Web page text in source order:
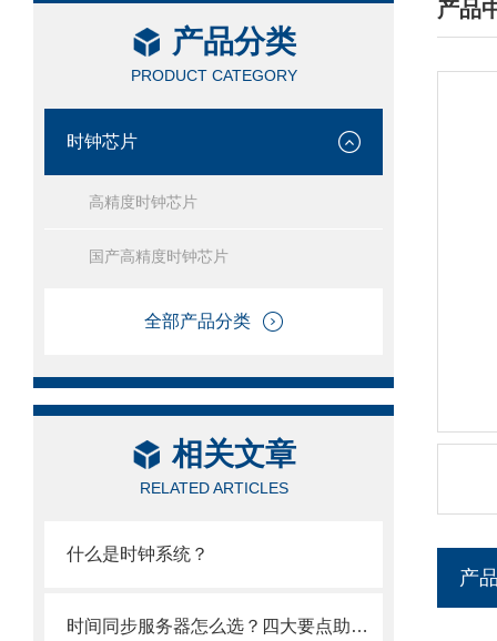
产品分类
PRODUCT CATEGORY
时钟芯片
高精度时钟芯片
国产高精度时钟芯片
全部产品分类
相关文章
RELATED ARTICLES
什么是时钟系统？
时间同步服务器怎么选？四大要点助你轻松搞定！
产品
/
产